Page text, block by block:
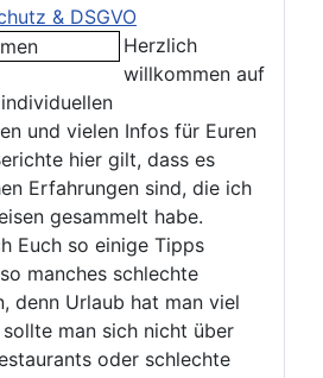
& DSGVO
Herzlich
willkommen auf
und vielen Infos für Euren
hier gilt, dass es
Erfahrungen sind, die ich
gesammelt habe.
Euch so einige Tipps
manches schlechte
denn Urlaub hat man viel
man sich nicht über
oder schlechte